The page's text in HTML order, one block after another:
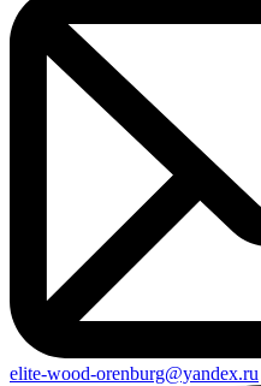
elite-wood-orenburg@yandex.ru